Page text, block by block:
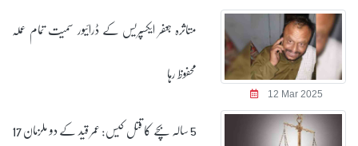
12 Mar 2025
متاثرہ جعفر ایکسپریس کے ڈرائیور سمیت تمام عملہ
محفوظ رہا
5 سالہ بچے کا قتل کیس: عمر قید کے دو ملزمان 17